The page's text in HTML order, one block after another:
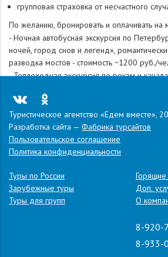
групповая страховка от несчастного
По желанию, бронировать и оплачивать на
- Ночная автобусная экскурсия по
ночей, город снов и легенд»,
разводка мостов - стоимость ~1200 руб./
- Теплоходная экскурсия по рекам и
Важно:
Фирма оставляет за собой право вносить
сохранением объема обслуживания. Фирма
право замены категорий гостиниц и
Дата и время посещения указанных музеев
туристов может меняться в зависимости от
Фирма оставляет за собой право менять
автобусе при необходимости. Для
трансфер является групповой услугой,
Туристическое агентство «Едем вместе»,
Разработка сайта — Фабрика турсайтов
Пользовательское соглашение
Политика конфиденциальности
Туры по России
Зарубежные туры
Туры для групп
Горящие
Доп.
О
8-920-
8-933-